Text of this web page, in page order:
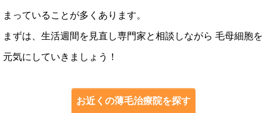
まっていることが多くあります。
まずは、生活週間を見直し専門家と相談しながら 毛母細胞を
元気にしていきましょう！
お近くの薄毛治療院を探す